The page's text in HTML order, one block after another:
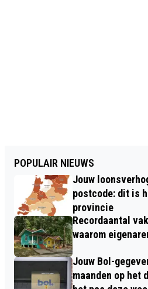
POPULAIR NIEUWS
Jouw
postcode: dit is
provincie
Recordaantal
waarom
Jouw Bol-
maanden op het